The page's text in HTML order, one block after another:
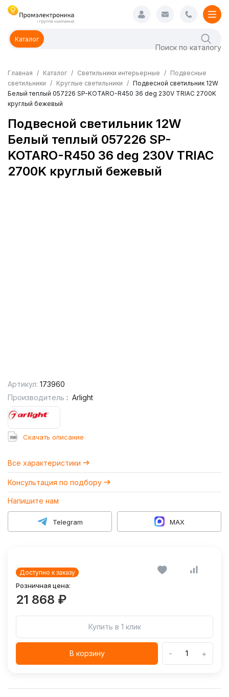
Каталог
Главная Каталог Светильники интерьерные
Подвесные
светильники
Круглые светильники
Подвесной светильник 12W
Белый теплый 057226 SP-KOTARO-R450 36 deg 230V TRIAC 2700K
круглый бежевый
Подвесной светильник 12W
Белый теплый 057226 SP-
KOTARO-R450 36 deg 230V TRIAC
2700K круглый бежевый
Артикул: 173960
Производитель : Arlight
Cкачать описание
Все характеристики
Консультация по подбору
Напишите нам
Telegram MAX
Доступно к заказу
Розничная цена:
21 868 ₽
Купить в 1 клик
В корзину - +